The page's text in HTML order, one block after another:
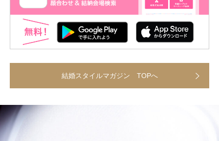
結婚スタイルマガジン TOPへ